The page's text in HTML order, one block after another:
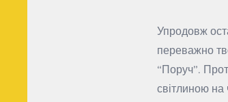
Упродовж
переважно
“Поруч”.
світлиною на